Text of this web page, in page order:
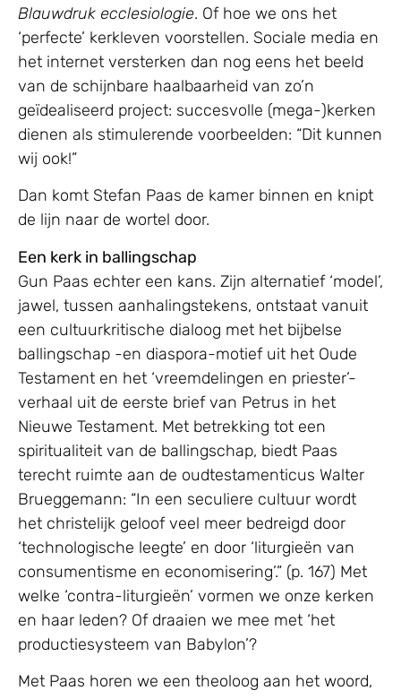
Blauwdruk ecclesiologie. Of hoe we ons het
‘perfecte’ kerkleven voorstellen. Sociale media en
het internet versterken dan nog eens het beeld
van de schijnbare haalbaarheid van zo’n
geïdealiseerd project: succesvolle (mega-)kerken
dienen als stimulerende voorbeelden: “Dit kunnen
wij ook!”
Dan komt Stefan Paas de kamer binnen en knipt
de lijn naar de wortel door.
Een kerk in ballingschap
Gun Paas echter een kans. Zijn alternatief ‘model’,
jawel, tussen aanhalingstekens, ontstaat vanuit
een cultuurkritische dialoog met het bijbelse
ballingschap -en diaspora-motief uit het Oude
Testament en het ‘vreemdelingen en priester’-
verhaal uit de eerste brief van Petrus in het
Nieuwe Testament. Met betrekking tot een
spiritualiteit van de ballingschap, biedt Paas
terecht ruimte aan de oudtestamenticus Walter
Brueggemann: “In een seculiere cultuur wordt
het christelijk geloof veel meer bedreigd door
‘technologische leegte’ en door ‘liturgieën van
consumentisme en economisering’.” (p. 167) Met
welke ‘contra-liturgieën’ vormen we onze kerken
en haar leden? Of draaien we mee met ‘het
productiesysteem van Babylon’?
Met Paas horen we een theoloog aan het woord,